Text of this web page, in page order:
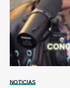
NOTICIAS